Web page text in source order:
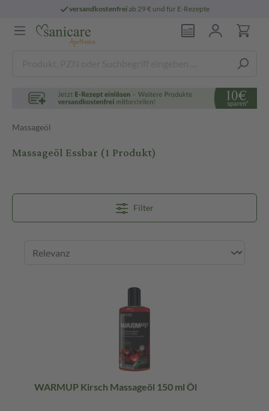
versandkostenfreiab 29 € und für E-Rezepte
Massageöl
Massageöl Essbar (1 Produkt)
Filter
WARMUP Kirsch Massageöl 150 ml Öl